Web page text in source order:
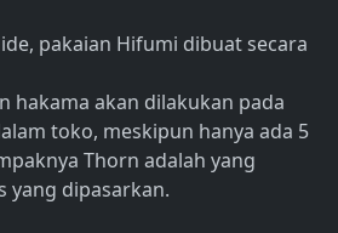
pakaian Hifumi dibuat secara
hakama akan dilakukan pada
toko, meskipun hanya ada 5
Thorn adalah yang
yang dipasarkan.